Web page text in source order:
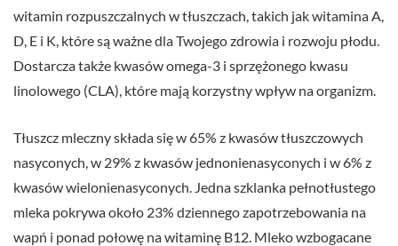
witamin rozpuszczalnych w tłuszczach, takich jak witamina A,
D, E i K, które są ważne dla Twojego zdrowia i rozwoju płodu.
Dostarcza także kwasów omega-3 i sprzężonego kwasu
linolowego (CLA), które mają korzystny wpływ na organizm.
Tłuszcz mleczny składa się w 65% z kwasów tłuszczowych
nasyconych, w 29% z kwasów jednonienasyconych i w 6% z
kwasów wielonienasyconych. Jedna szklanka pełnotłustego
mleka pokrywa około 23% dziennego zapotrzebowania na
wapń i ponad połowę na witaminę B12. Mleko wzbogacane